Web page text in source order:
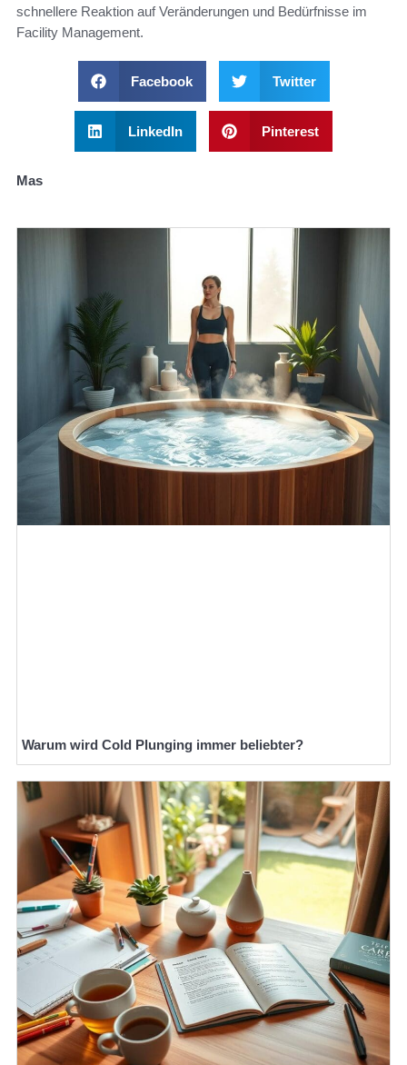
schnellere Reaktion auf Veränderungen und Bedürfnisse im
Facility Management.
Facebook Twitter
LinkedIn Pinterest
Mas
Warum wird Cold Plunging immer beliebter?